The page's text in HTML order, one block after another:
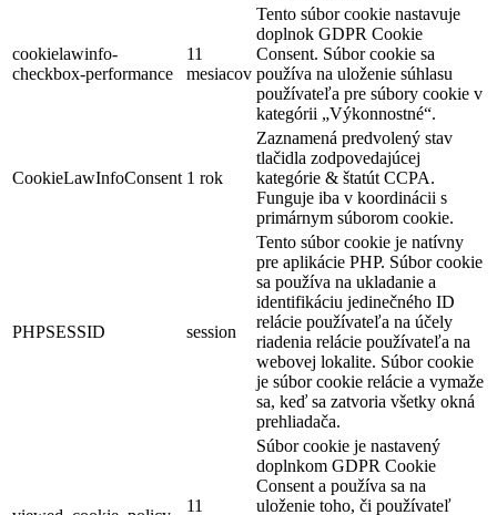
cookielawinfo-
checkbox-performance
11
mesiacov
Tento súbor cookie nastavuje
doplnok GDPR Cookie
Consent. Súbor cookie sa
používa na uloženie súhlasu
používateľa pre súbory cookie v
kategórii „Výkonnostné“.
CookieLawInfoConsent 1 rok
Zaznamená predvolený stav
tlačidla zodpovedajúcej
kategórie & štatút CCPA.
Funguje iba v koordinácii s
primárnym súborom cookie.
PHPSESSID session
Tento súbor cookie je natívny
pre aplikácie PHP. Súbor cookie
sa používa na ukladanie a
identifikáciu jedinečného ID
relácie používateľa na účely
riadenia relácie používateľa na
webovej lokalite. Súbor cookie
je súbor cookie relácie a vymaže
sa, keď sa zatvoria všetky okná
prehliadača.
11
Súbor cookie je nastavený
doplnkom GDPR Cookie
Consent a používa sa na
uloženie toho, či používateľ